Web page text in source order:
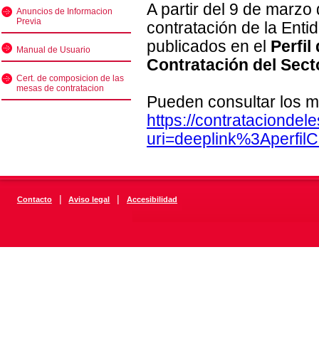
Anuncios de Informacion
Previa
Manual de Usuario
Cert. de composicion de las
mesas de contratacion
A partir del 9 de
contratación de la
publicados en el Perfil
Contratación del
Pueden consultar los
https://
Contacto | Aviso legal | Accesibilidad